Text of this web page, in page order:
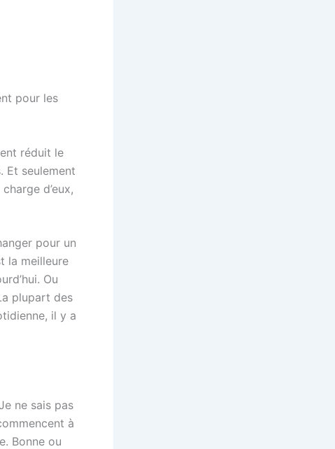
pour les
réduit le
Et seulement
d’eux,
pour un
la meilleure
Ou
plupart des
il y a
ne sais pas
à
Bonne ou